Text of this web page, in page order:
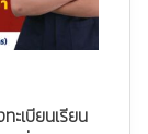
ะเบียนเรียน